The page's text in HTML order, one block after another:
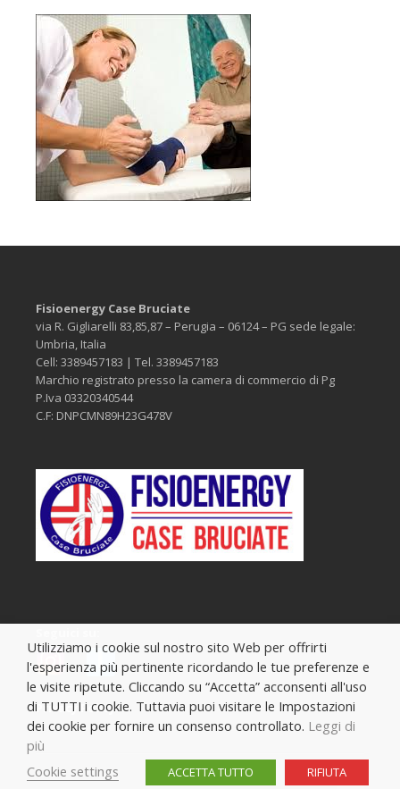
Fisioenergy Case Bruciate
via R. Gigliarelli 83,85,87 – Perugia – 06124 – PG sede legale:
Umbria, Italia
Cell: 3389457183 | Tel. 3389457183
Marchio registrato presso la camera di commercio di Pg
P.Iva 03320340544
C.F: DNPCMN89H23G478V
Privacy Policy
Utilizziamo i cookie sul nostro sito Web per offrirti
l'esperienza più pertinente ricordando le tue preferenze e
le visite ripetute. Cliccando su “Accetta” acconsenti all'uso
di TUTTI i cookie. Tuttavia puoi visitare le Impostazioni
dei cookie per fornire un consenso controllato. Leggi di
più
Cookie settings
ACCETTA TUTTO RIFIUTA